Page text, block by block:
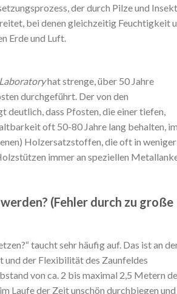
der durch Pilze und
bei denen gleichzeitig Feuchtigkeit
Erde und Luft.
hat strenge, über 50 Jahre
durchgeführt. Der von den
deutlich, dass Pfosten, die einer tiefen,
oft 50-80 Jahre lang behalten, im
Holzersatzstoffen, die oft in weniger
immer an speziellen
(Fehler durch zu große
taucht sehr häufig auf. Das ist an
und der Flexibilität des Zaunfeldes
von ca. 2 bis maximal 2,5 Metern
Laufe der Zeit unschön durchbiegen und